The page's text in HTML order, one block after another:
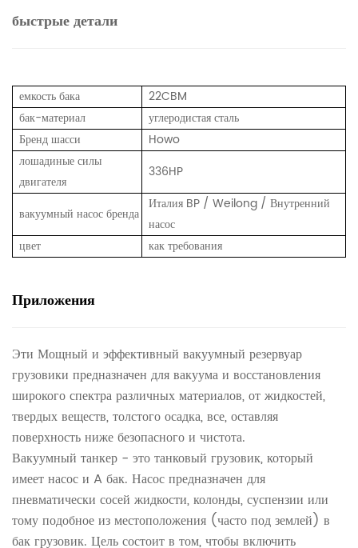
быстрые детали
емкость бака
22CBM
бак-материал
углеродистая сталь
Бренд шасси
Howo
лошадиные силы
двигателя
336HP
вакуумный насос бренда
Италия BP / Weilong / Внутренний
насос
цвет
как требования
Приложения
Эти Мощный и эффективный вакуумный резервуар
грузовики предназначен для вакуума и восстановления
широкого спектра различных материалов, от жидкостей,
твердых веществ, толстого осадка, все, оставляя
поверхность ниже безопасного и чистота.
Вакуумный танкер - это танковый грузовик, который
имеет насос и A бак. Насос предназначен для
пневматически сосей жидкости, колонды, суспензии или
тому подобное из местоположения (часто под землей) в
бак грузовик. Цель состоит в том, чтобы включить